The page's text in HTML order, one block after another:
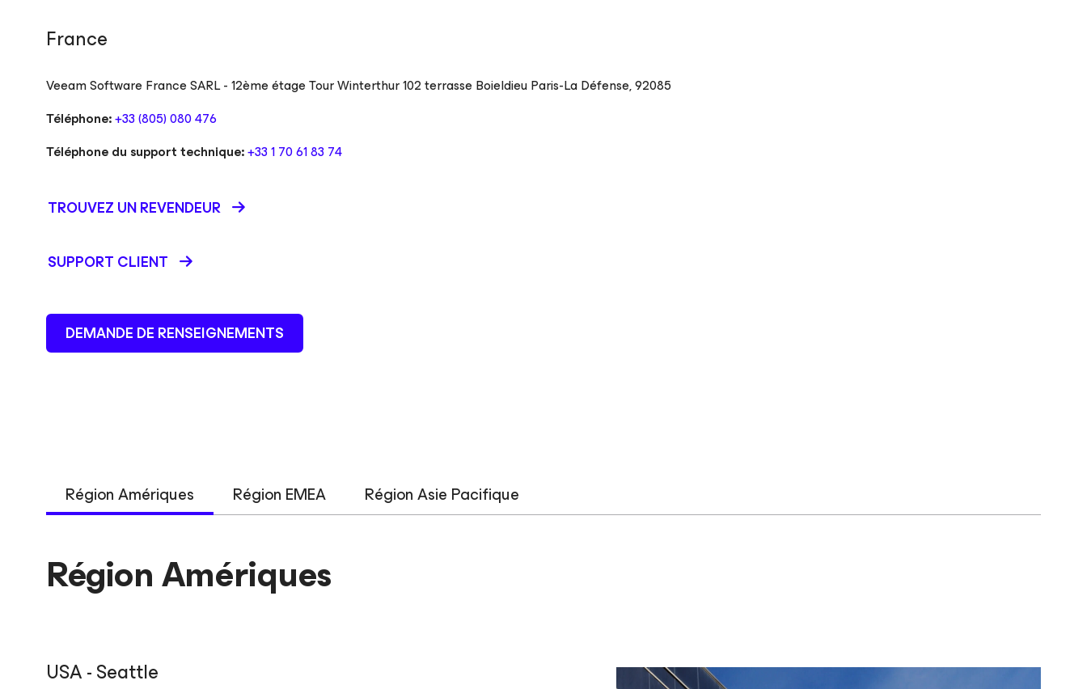
France
Veeam Software France SARL - 12ème étage Tour Winterthur 102 terrasse BoieldieuParis-La Défense,92085
Téléphone:+33 (805) 080 476
Téléphone du support technique:+33 1 70 61 83 74
TROUVEZ UN REVENDEUR
SUPPORT CLIENT
DEMANDE DE RENSEIGNEMENTS
Région Amériques Région EMEA Région Asie Pacifique
Région Amériques
USA - Seattle